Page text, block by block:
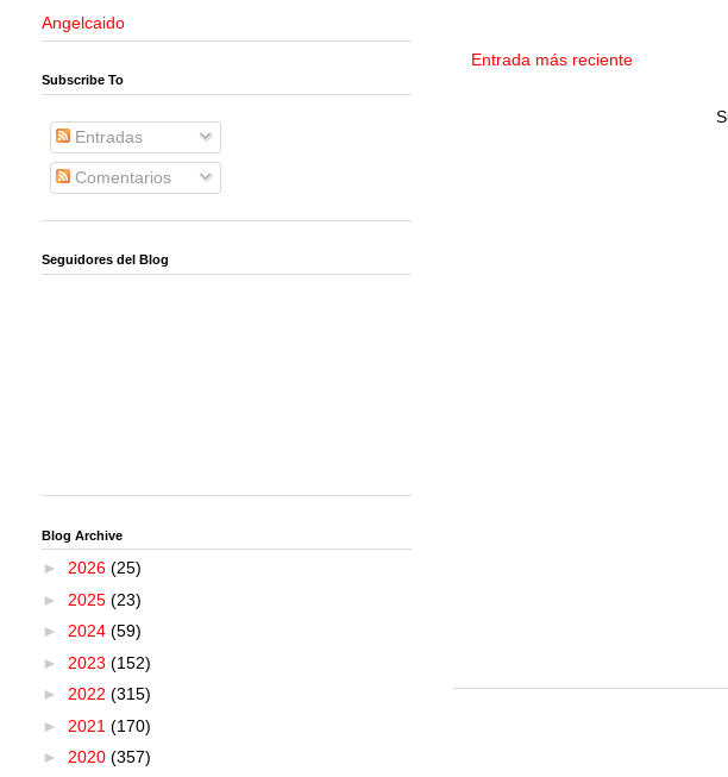
Entrada más reciente
Angelcaido
Subscribe To
Entradas
Comentarios
Seguidores del Blog
Blog Archive
► 2026 (25)
► 2025 (23)
► 2024 (59)
► 2023 (152)
► 2022 (315)
► 2021 (170)
► 2020 (357)